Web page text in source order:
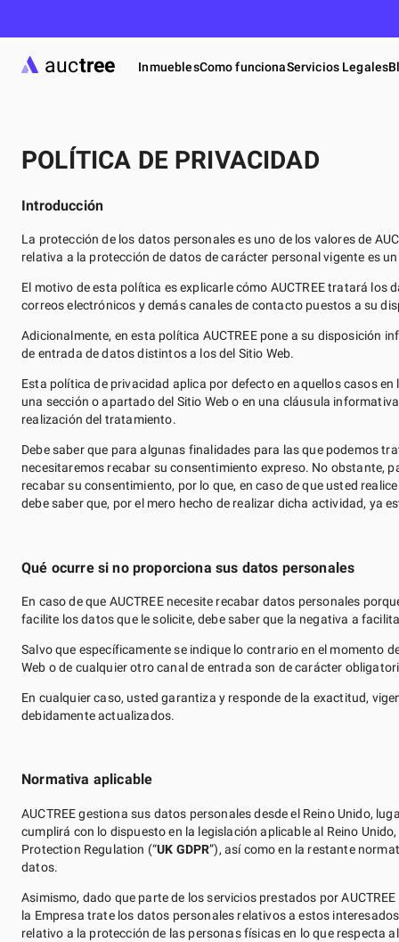
auctree InmueblesComo funcionaServicios Legales
POLÍTICA DE PRIVACIDAD
Introducción
La protección de los datos personales es uno de los valores de
relativa a la protección de datos de carácter personal vigente es
El motivo de esta política es explicarle cómo AUCTREE tratará
correos electrónicos y demás canales de contacto puestos a su
Adicionalmente, en esta política AUCTREE pone a su disposición
de entrada de datos distintos a los del Sitio Web.
Esta política de privacidad aplica por defecto en aquellos casos
una sección o apartado del Sitio Web o en una cláusula
realización del tratamiento.
Debe saber que para algunas finalidades para las que podemos
necesitaremos recabar su consentimiento expreso. No obstante,
recabar su consentimiento, por lo que, en caso de que usted
debe saber que, por el mero hecho de realizar dicha actividad, ya
Qué ocurre si no proporciona sus datos personales
En caso de que AUCTREE necesite recabar datos personales
facilite los datos que le solicite, debe saber que la negativa a
Salvo que específicamente se indique lo contrario en el momento
Web o de cualquier otro canal de entrada son de carácter
En cualquier caso, usted garantiza y responde de la exactitud,
debidamente actualizados.
Normativa aplicable
AUCTREE gestiona sus datos personales desde el Reino Unido,
cumplirá con lo dispuesto en la legislación aplicable al Reino
Protection Regulation (“UK GDPR”), así como en la restante
datos.
Asimismo, dado que parte de los servicios prestados por
la Empresa trate los datos personales relativos a estos
relativo a la protección de las personas físicas en lo que respecta